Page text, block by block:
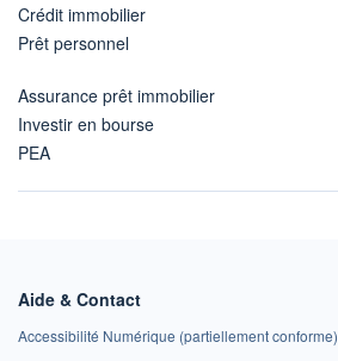
Crédit immobilier
Prêt personnel
Assurance prêt immobilier
Investir en bourse
PEA
Aide & Contact
Accessibilité Numérique (partiellement conforme)